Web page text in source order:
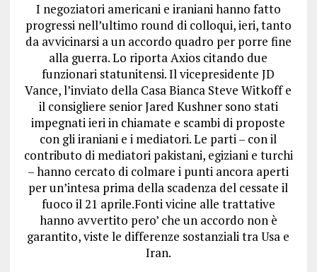
I negoziatori americani e iraniani hanno fatto
progressi nell’ultimo round di colloqui, ieri, tanto
da avvicinarsi a un accordo quadro per porre fine
alla guerra. Lo riporta Axios citando due
funzionari statunitensi. Il vicepresidente JD
Vance, l’inviato della Casa Bianca Steve Witkoff e
il consigliere senior Jared Kushner sono stati
impegnati ieri in chiamate e scambi di proposte
con gli iraniani e i mediatori. Le parti – con il
contributo di mediatori pakistani, egiziani e turchi
– hanno cercato di colmare i punti ancora aperti
per un’intesa prima della scadenza del cessate il
fuoco il 21 aprile.Fonti vicine alle trattative
hanno avvertito pero’ che un accordo non è
garantito, viste le differenze sostanziali tra Usa e
Iran.